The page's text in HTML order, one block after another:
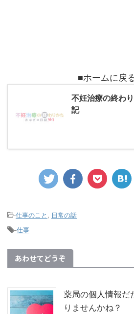
■ホームに戻
不妊治療の終わ
記
-仕事のこと , 日常の話
-仕事
あわせてどうぞ
薬局の個人情報だ
りませんかね？